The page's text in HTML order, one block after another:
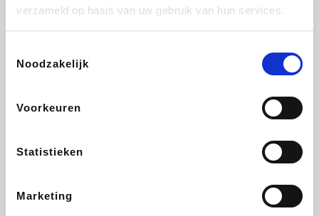
verzameld op basis van uw gebruik van hun services.
Noodzakelijk
Voorkeuren
Statistieken
Marketing
Brussels Airlines
ZEB Get Your Guide